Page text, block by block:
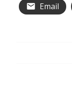
Email